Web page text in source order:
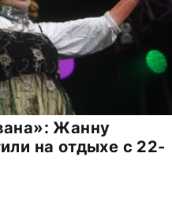
Жанну
на отдыхе с 22-